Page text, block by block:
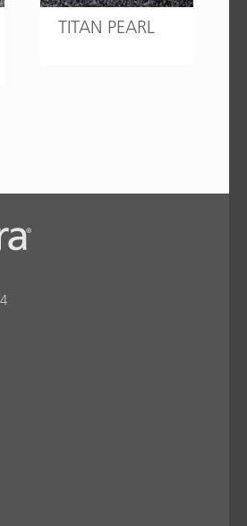
TITAN PEARL